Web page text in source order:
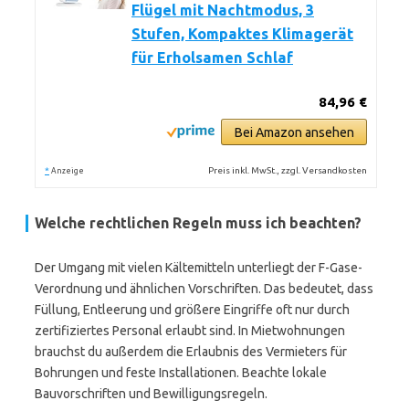
Flügel mit Nachtmodus, 3
Stufen, Kompaktes Klimagerät
für Erholsamen Schlaf
84,96 €
Bei Amazon ansehen
* Anzeige Preis inkl. MwSt., zzgl. Versandkosten
Welche rechtlichen Regeln muss ich beachten?
Der Umgang mit vielen Kältemitteln unterliegt der F-Gase-
Verordnung und ähnlichen Vorschriften. Das bedeutet, dass
Füllung, Entleerung und größere Eingriffe oft nur durch
zertifiziertes Personal erlaubt sind. In Mietwohnungen
brauchst du außerdem die Erlaubnis des Vermieters für
Bohrungen und feste Installationen. Beachte lokale
Bauvorschriften und Bewilligungsregeln.